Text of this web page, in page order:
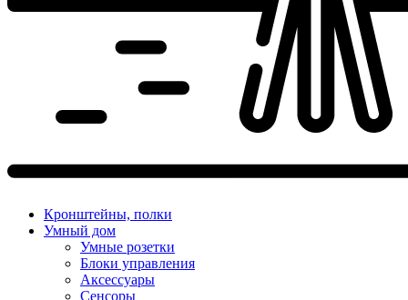
Кронштейны, полки
Умный дом
Умные розетки
Блоки управления
Аксессуары
Сенсоры